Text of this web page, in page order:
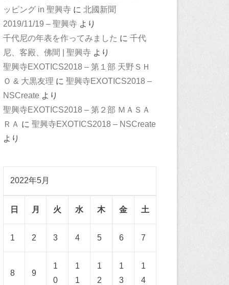
ッピング in 聖興寺 に 北國新聞
2019/11/19 – 聖興寺 より
千代尼の年表を作ってみました に 千代
尼、客殿、佛間 | 聖興寺 より
聖興寺EXOTICS2018 – 第１部 天野ＳＨ
Ｏ & 大黒友理 に 聖興寺EXOTICS2018 –
NSCreate より
聖興寺EXOTICS2018 – 第２部 ＭＡＳＡ
ＲＡ に 聖興寺EXOTICS2018 – NSCreate
より
2022年5月
日 月 火 水 木 金 土
1 2 3 4 5 6 7
8 9
1
0
1
1
1
2
1
3
1
4